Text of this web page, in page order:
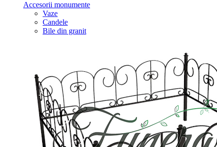
Accesorii monumente
Vaze
Candele
Bile din granit